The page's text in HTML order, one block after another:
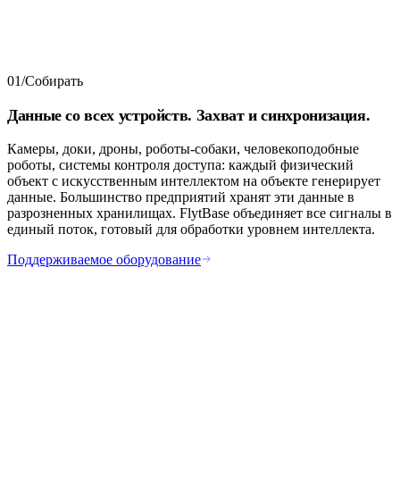
01/Собирать
Данные со всех устройств. Захват и синхронизация.
Камеры, доки, дроны, роботы-собаки, человекоподобные
роботы, системы контроля доступа: каждый физический
объект с искусственным интеллектом на объекте генерирует
данные. Большинство предприятий хранят эти данные в
разрозненных хранилищах. FlytBase объединяет все сигналы в
единый поток, готовый для обработки уровнем интеллекта.
Поддерживаемое оборудование